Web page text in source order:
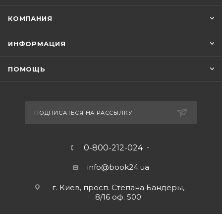
КОМПАНИЯ
ИНФОРМАЦИЯ
ПОМОЩЬ
ПОДПИСАТЬСЯ НА РАССЫЛКУ
0-800-212-024
info@book24.ua
г. Киев, просп. Степана Бандеры,
8/16 оф. 500